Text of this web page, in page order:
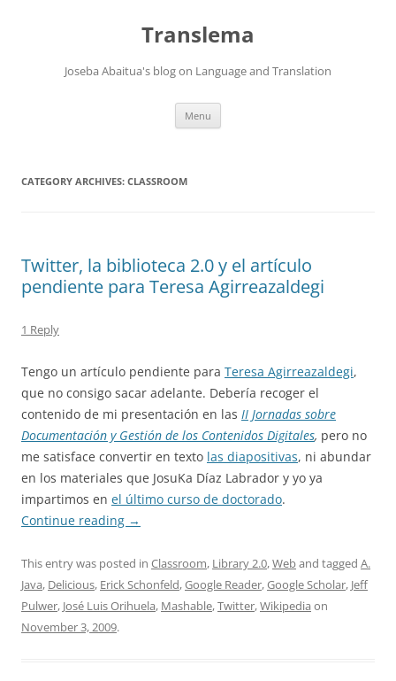
Translema
Joseba Abaitua's blog on Language and Translation
Menu
CATEGORY ARCHIVES: CLASSROOM
Twitter, la biblioteca 2.0 y el artículo
pendiente para Teresa Agirreazaldegi
1 Reply
Tengo un artículo pendiente para Teresa Agirreazaldegi,
que no consigo sacar adelante. Debería recoger el
contenido de mi presentación en las II Jornadas sobre
Documentación y Gestión de los Contenidos Digitales, pero no
me satisface convertir en texto las diapositivas, ni abundar
en los materiales que JosuKa Díaz Labrador y yo ya
impartimos en el último curso de doctorado.
Continue reading →
This entry was posted in Classroom, Library 2.0,Weband tagged A.
Java, Delicious, Erick Schonfeld,Google Reader,Google Scholar, Jeff
Pulwer, José Luis Orihuela, Mashable,Twitter,Wikipedia on
November 3, 2009.